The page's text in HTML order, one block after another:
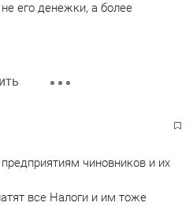
его денежки, а более
чиновников и их
все Налоги и им тоже